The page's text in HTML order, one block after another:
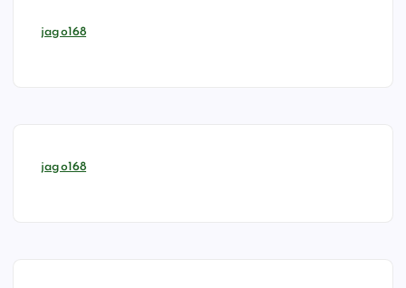
jago168
jago168